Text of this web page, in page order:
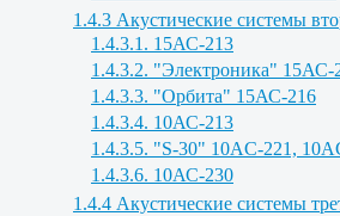
1.4.3 Акустические системы
1.4.3.1. 15АС-213
1.4.3.2. "Электроника" 15АС-
1.4.3.3. "Орбита" 15АС-216
1.4.3.4. 10АС-213
1.4.3.5. "S-30" 10AC-221,
1.4.3.6. 10АС-230
1.4.4 Акустические системы